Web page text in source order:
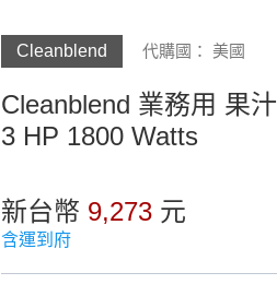
Cleanblend 代購國： 美國
Cleanblend 業務用 果
3 HP 1800 Watts
新台幣 9,273 元
含運到府